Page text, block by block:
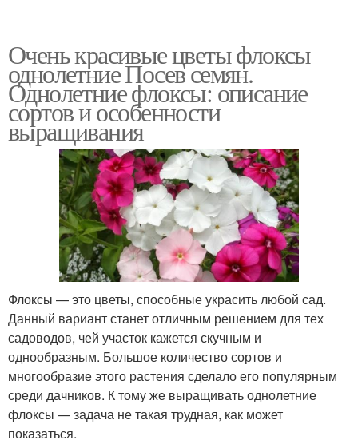
Очень красивые цветы флоксы
однолетние Посев семян.
Однолетние флоксы: описание
сортов и особенности
выращивания
Флоксы — это цветы, способные украсить любой сад.
Данный вариант станет отличным решением для тех
садоводов, чей участок кажется скучным и
однообразным. Большое количество сортов и
многообразие этого растения сделало его популярным
среди дачников. К тому же выращивать однолетние
флоксы — задача не такая трудная, как может
показаться.